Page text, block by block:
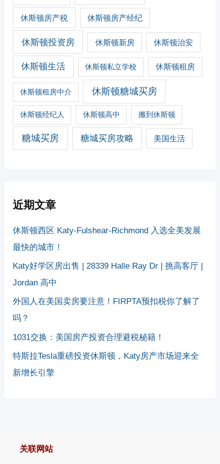
休斯顿房产税 休斯顿房产经纪
休斯顿投资房 休斯顿新房 休斯顿治安
休斯顿生活 休斯顿私立学校 休斯顿租房
休斯顿租房中介 休斯顿糖城买房
休斯顿经纪人 休斯顿高中 搬到休斯顿
糖城买房 糖城买房攻略 美国生活
近期文章
休斯顿西区 Katy-Fulshear-Richmond 入选全美发展
最快的城市！
Katy好学区房出售 | 28339 Halle Ray Dr | 挑高客厅 |
Jordan 高中
外国人在美国卖房要注意！FIRPTA预扣税你了解了
吗？
1031交换：美国房产投资合理避税秘籍！
特斯拉Tesla重磅投资休斯顿，Katy房产市场迎来全
新增长引擎
关联网站